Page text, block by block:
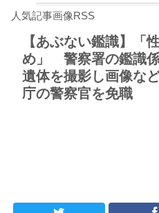
コミュ症の習性で話をさ
8/4のニュース
更新中止のお知らせ
人気記事画像RSS
【あぶない鑑識】「
め」 警察署の鑑識
遺体を撮影し画像な
庁の警察官を免職